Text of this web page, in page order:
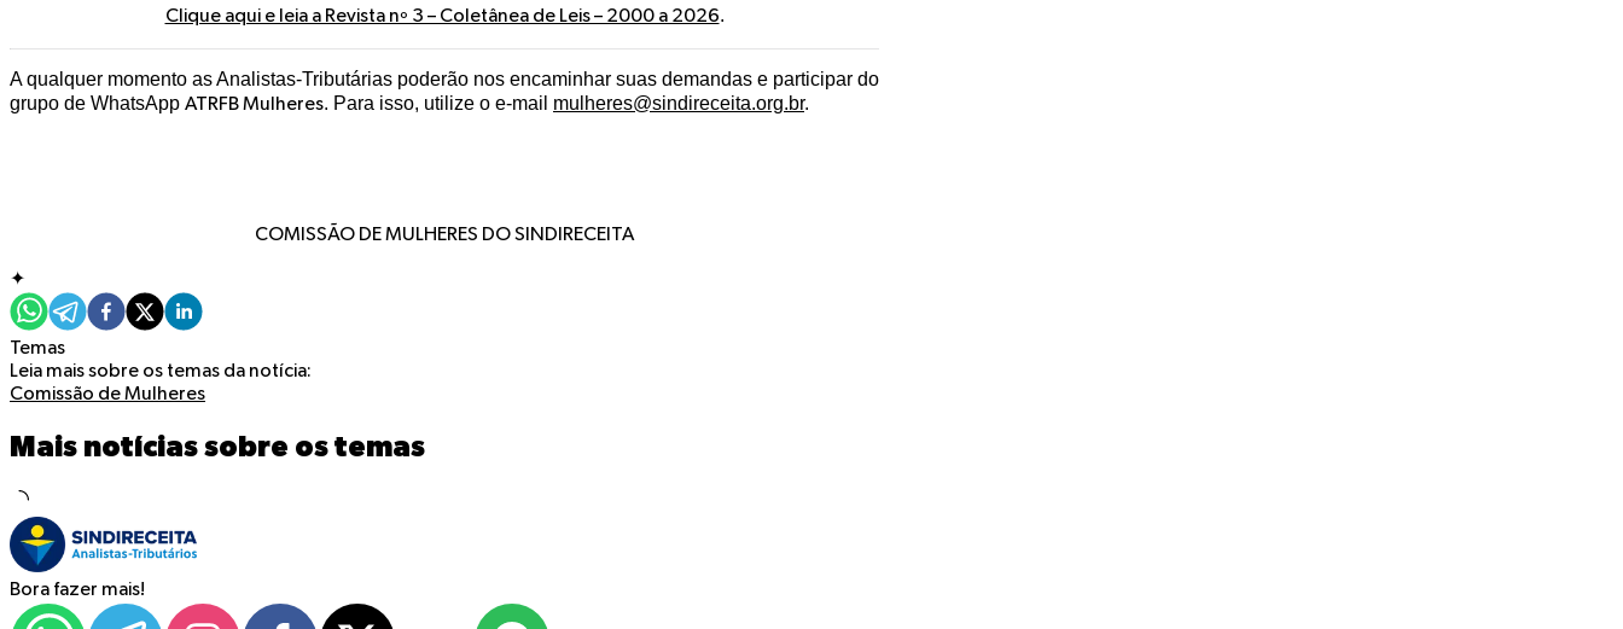
Clique aqui e leia a Revista nº 3 – Coletânea de Leis – 2000 a 2026.
A qualquer momento as Analistas-Tributárias poderão nos encaminhar suas demandas e participar do
grupo de WhatsApp ATRFB Mulheres. Para isso, utilize o e-mail mulheres@sindireceita.org.br.
COMISSÃO DE MULHERES DO SINDIRECEITA
✦
Temas
Leia mais sobre os temas da notícia:
Comissão de Mulheres
Mais notícias sobre os temas
Bora fazer mais!